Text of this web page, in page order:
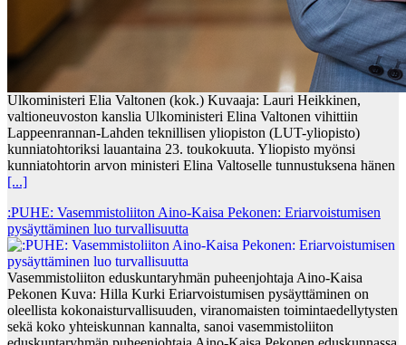
Ulkoministeri Elia Valtonen (kok.) Kuvaaja: Lauri Heikkinen,
valtioneuvoston kanslia Ulkoministeri Elina Valtonen vihittiin
Lappeenrannan-Lahden teknillisen yliopiston (LUT-yliopisto)
kunniatohtoriksi lauantaina 23. toukokuuta. Yliopisto myönsi
kunniatohtorin arvon ministeri Elina Valtoselle tunnustuksena hänen
[...]
:PUHE: Vasemmistoliiton Aino-Kaisa Pekonen: Eriarvoistumisen
pysäyttäminen luo turvallisuutta
Vasemmistoliiton eduskuntaryhmän puheenjohtaja Aino-Kaisa
Pekonen Kuva: Hilla Kurki Eriarvoistumisen pysäyttäminen on
oleellista kokonaisturvallisuuden, viranomaisten toimintaedellytysten
sekä koko yhteiskunnan kannalta, sanoi vasemmistoliiton